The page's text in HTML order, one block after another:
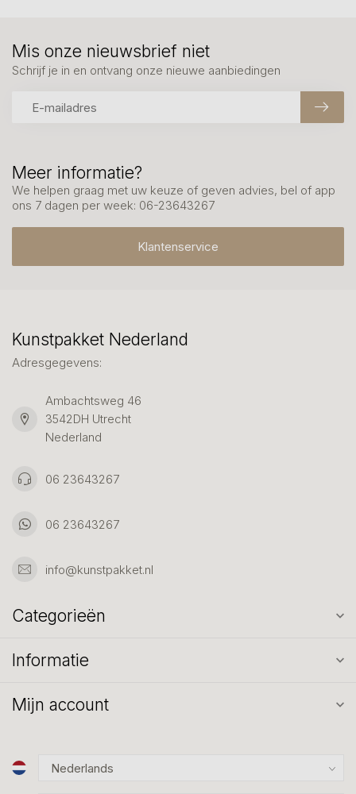
Meer informatie?
We helpen graag met uw keuze of geven advies, bel of app
ons 7 dagen per week: 06-23643267
Klantenservice
Mis onze nieuwsbrief niet
Schrijf je in en ontvang onze nieuwe aanbiedingen
Kunstpakket Nederland
Adresgegevens:
Ambachtsweg 46
3542DH Utrecht
Nederland
06 23643267
06 23643267
info@kunstpakket.nl
Categorieën
Informatie
Mijn account